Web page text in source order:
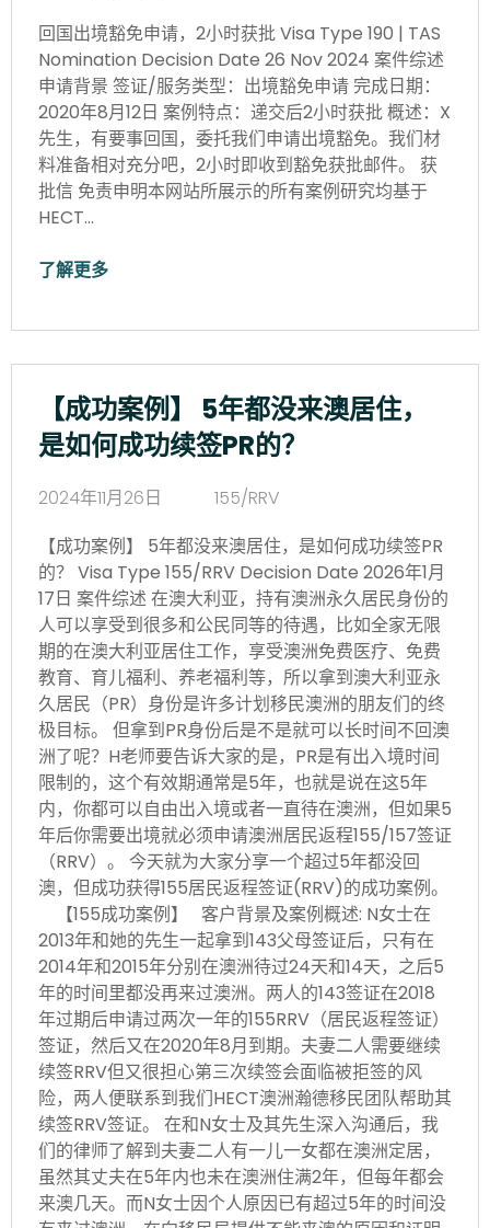
回国出境豁免申请，2小时获批 Visa Type 190 | TAS
Nomination Decision Date 26 Nov 2024 案件综述
申请背景 签证/服务类型：出境豁免申请 完成日期：
2020年8月12日 案例特点：递交后2小时获批 概述：X
先生，有要事回国，委托我们申请出境豁免。我们材
料准备相对充分吧，2小时即收到豁免获批邮件。 获
批信 免责申明本网站所展示的所有案例研究均基于
HECT…
了解更多
【成功案例】 5年都没来澳居住，
是如何成功续签PR的？
2024年11月26日
155/RRV
【成功案例】 5年都没来澳居住，是如何成功续签PR
的？ Visa Type 155/RRV Decision Date 2026年1月
17日 案件综述 在澳大利亚，持有澳洲永久居民身份的
人可以享受到很多和公民同等的待遇，比如全家无限
期的在澳大利亚居住工作，享受澳洲免费医疗、免费
教育、育儿福利、养老福利等，所以拿到澳大利亚永
久居民（PR）身份是许多计划移民澳洲的朋友们的终
极目标。 但拿到PR身份后是不是就可以长时间不回澳
洲了呢？H老师要告诉大家的是，PR是有出入境时间
限制的，这个有效期通常是5年，也就是说在这5年
内，你都可以自由出入境或者一直待在澳洲，但如果5
年后你需要出境就必须申请澳洲居民返程155/157签证
（RRV）。 今天就为大家分享一个超过5年都没回
澳，但成功获得155居民返程签证(RRV)的成功案例。
【155成功案例】 客户背景及案例概述: N女士在
2013年和她的先生一起拿到143父母签证后，只有在
2014年和2015年分别在澳洲待过24天和14天，之后5
年的时间里都没再来过澳洲。两人的143签证在2018
年过期后申请过两次一年的155RRV（居民返程签证）
签证，然后又在2020年8月到期。夫妻二人需要继续
续签RRV但又很担心第三次续签会面临被拒签的风
险，两人便联系到我们HECT澳洲瀚德移民团队帮助其
续签RRV签证。 在和N女士及其先生深入沟通后，我
们的律师了解到夫妻二人有一儿一女都在澳洲定居，
虽然其丈夫在5年内也未在澳洲住满2年，但每年都会
来澳几天。而N女士因个人原因已有超过5年的时间没